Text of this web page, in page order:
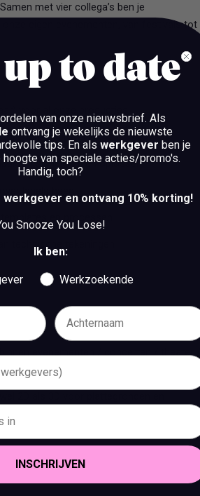
met vier collega’s ben je
eigen evenementen, van festivals tot
voor al onze producties
rigging, power)
signaleren en oplossen
labels heen
en processen
technische tekeningen
evenementen / concerten / theater /
2D als 3D voor plattegronden en
to date
van onze nieuwsbrief. Als
ontvang je wekelijks de nieuwste
tips. En als werkgever ben je
van speciale acties/promo's.
Handig, toch?
werkgever en ontvang 10% korting!
Snooze You Lose!
Ik ben:
Werkzoekende
INSCHRIJVEN